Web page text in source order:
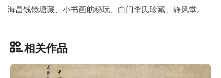
海昌钱镜塘藏、小书画舫秘玩、白门李氏珍藏、静风堂。
相关作品